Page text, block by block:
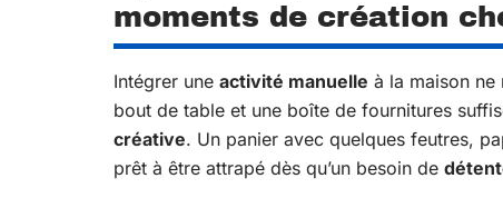
moments de création
Intégrer une activité manuelle à la maison ne
bout de table et une boîte de fournitures
créative. Un panier avec quelques feutres,
prêt à être attrapé dès qu’un besoin de